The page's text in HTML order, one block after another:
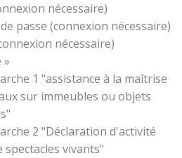
nécessaire)
passe (connexion nécessaire)
nécessaire)
»
1 "assistance à la maîtrise
sur immeubles ou objets
2 "Déclaration d'activité
vivants"